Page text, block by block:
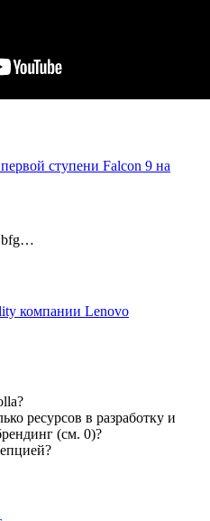
ступени Falcon 9 на
bfg…
компании Lenovo
ресурсов в разработку и
(см. 0)?